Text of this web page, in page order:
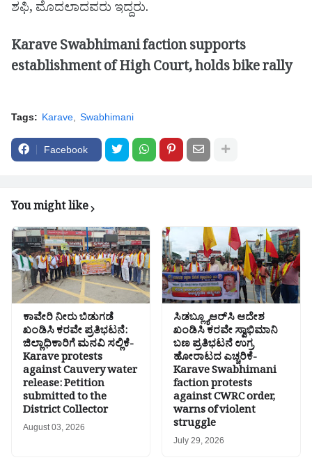
ಶಫಿ, ಮೊದಲಾದವರು ಇದ್ದರು.
Karave Swabhimani faction supports
establishment of High Court, holds bike rally
Tags: Karave Swabhimani
Facebook
You might like
ಕಾವೇರಿ ನೀರು ಬಿಡುಗಡೆ
ಖಂಡಿಸಿ ಕರವೇ ಪ್ರತಿಭಟನೆ:
ಜಿಲ್ಲಾಧಿಕಾರಿಗೆ ಮನವಿ ಸಲ್ಲಿಕೆ-
Karave protests
against Cauvery water
release: Petition
submitted to the
District Collector
August 03, 2026
ಸಿಡಬ್ಲ್ಯೂಆರ್‌ಸಿ ಆದೇಶ
ಖಂಡಿಸಿ ಕರವೇ ಸ್ವಾಭಿಮಾನಿ
ಬಣ ಪ್ರತಿಭಟನೆ ಉಗ್ರ
ಹೋರಾಟದ ಎಚ್ಚರಿಕೆ-
Karave Swabhimani
faction protests
against CWRC order,
warns of violent
struggle
July 29, 2026